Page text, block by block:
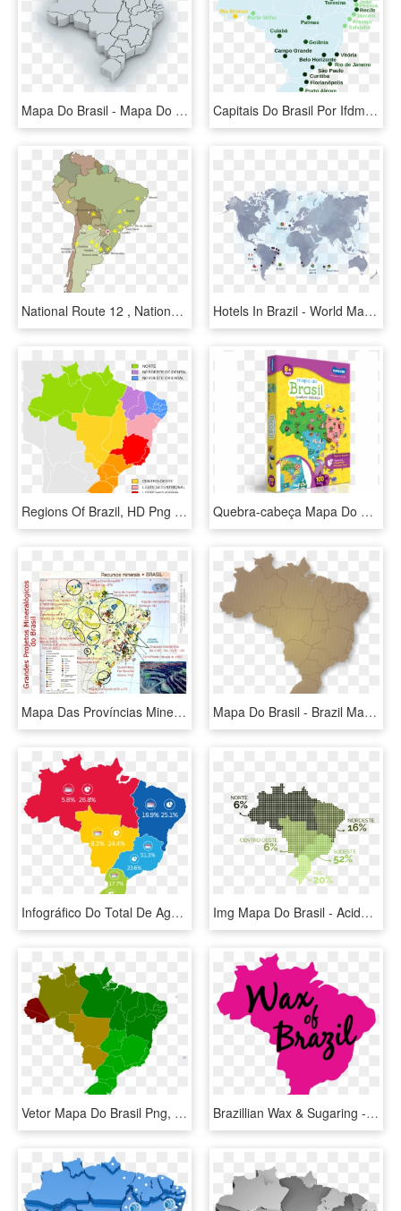
Mapa Do Brasil - Mapa Do Brasil 3d, HD Png Download Capitais Do Brasil Por Ifdm - Capitais Do Brasil Mapa Png, Transparent Png
National Route 12 , National Route 7 (paraguay), National - Map Of South America, HD Png Download Hotels In Brazil - World Map, HD Png Download
Regions Of Brazil, HD Png Download Quebra-cabeça Mapa Do Brasil - Mapa Do Brasil Quebra Cabeça Toyster, HD Png Download
Mapa Das Províncias Mineralógicas Do Brasil - Recursos Minerais Do Brasil, HD Png Download Mapa Do Brasil - Brazil Map Clean, HD Png Download
Infográfico Do Total De Agências E Market Share Do - Mapa Do Brasil Pib, HD Png Download Img Mapa Do Brasil - Acidentes De Transito 2018, HD Png Download
Vetor Mapa Do Brasil Png, Transparent Png Brazillian Wax & Sugaring - Mapa Do Brasil, HD Png Download